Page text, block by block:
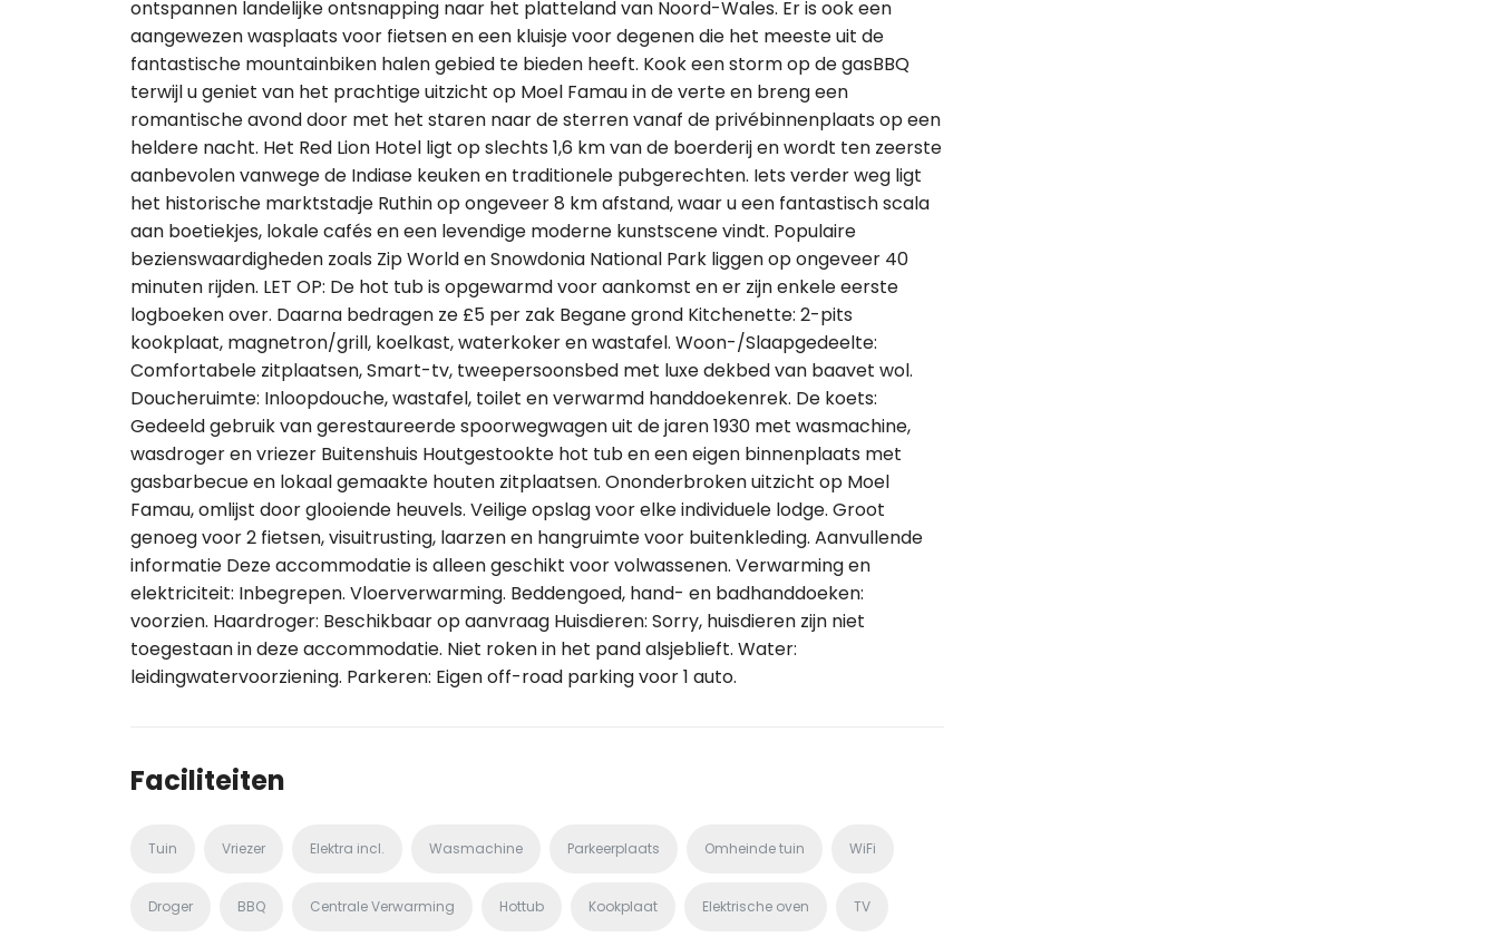
ontspannen landelijke ontsnapping naar het platteland van Noord-Wales. Er is ook een
aangewezen wasplaats voor fietsen en een kluisje voor degenen die het meeste uit de
fantastische mountainbiken halen gebied te bieden heeft. Kook een storm op de gasBBQ
terwijl u geniet van het prachtige uitzicht op Moel Famau in de verte en breng een
romantische avond door met het staren naar de sterren vanaf de privébinnenplaats op een
heldere nacht. Het Red Lion Hotel ligt op slechts 1,6 km van de boerderij en wordt ten zeerste
aanbevolen vanwege de Indiase keuken en traditionele pubgerechten. Iets verder weg ligt
het historische marktstadje Ruthin op ongeveer 8 km afstand, waar u een fantastisch scala
aan boetiekjes, lokale cafés en een levendige moderne kunstscene vindt. Populaire
bezienswaardigheden zoals Zip World en Snowdonia National Park liggen op ongeveer 40
minuten rijden. LET OP: De hot tub is opgewarmd voor aankomst en er zijn enkele eerste
logboeken over. Daarna bedragen ze £5 per zak Begane grond Kitchenette: 2-pits
kookplaat, magnetron/grill, koelkast, waterkoker en wastafel. Woon-/Slaapgedeelte:
Comfortabele zitplaatsen, Smart-tv, tweepersoonsbed met luxe dekbed van baavet wol.
Doucheruimte: Inloopdouche, wastafel, toilet en verwarmd handdoekenrek. De koets:
Gedeeld gebruik van gerestaureerde spoorwegwagen uit de jaren 1930 met wasmachine,
wasdroger en vriezer Buitenshuis Houtgestookte hot tub en een eigen binnenplaats met
gasbarbecue en lokaal gemaakte houten zitplaatsen. Ononderbroken uitzicht op Moel
Famau, omlijst door glooiende heuvels. Veilige opslag voor elke individuele lodge. Groot
genoeg voor 2 fietsen, visuitrusting, laarzen en hangruimte voor buitenkleding. Aanvullende
informatie Deze accommodatie is alleen geschikt voor volwassenen. Verwarming en
elektriciteit: Inbegrepen. Vloerverwarming. Beddengoed, hand- en badhanddoeken:
voorzien. Haardroger: Beschikbaar op aanvraag Huisdieren: Sorry, huisdieren zijn niet
toegestaan in deze accommodatie. Niet roken in het pand alsjeblieft. Water:
leidingwatervoorziening. Parkeren: Eigen off-road parking voor 1 auto.
Faciliteiten
Tuin Vriezer Elektra incl. Wasmachine Parkeerplaats Omheinde tuin WiFi
Droger BBQ Centrale Verwarming Hottub Kookplaat Elektrische oven TV